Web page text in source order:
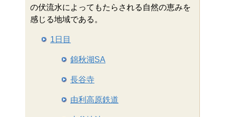
の伏流水によってもたらされる自然の恵みを
感じる地域である。
1日目
錦秋湖SA
長谷寺
由利高原鉄道